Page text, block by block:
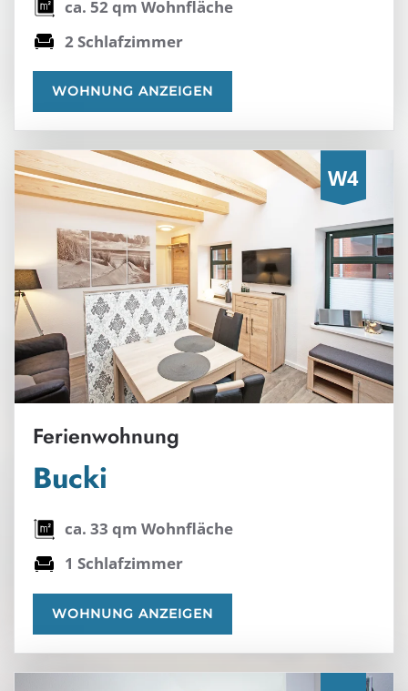
ca. 52 qm Wohnfläche
2 Schlafzimmer
WOHNUNG ANZEIGEN
Ferienwohnung
Bucki
ca. 33 qm Wohnfläche
1 Schlafzimmer
WOHNUNG ANZEIGEN